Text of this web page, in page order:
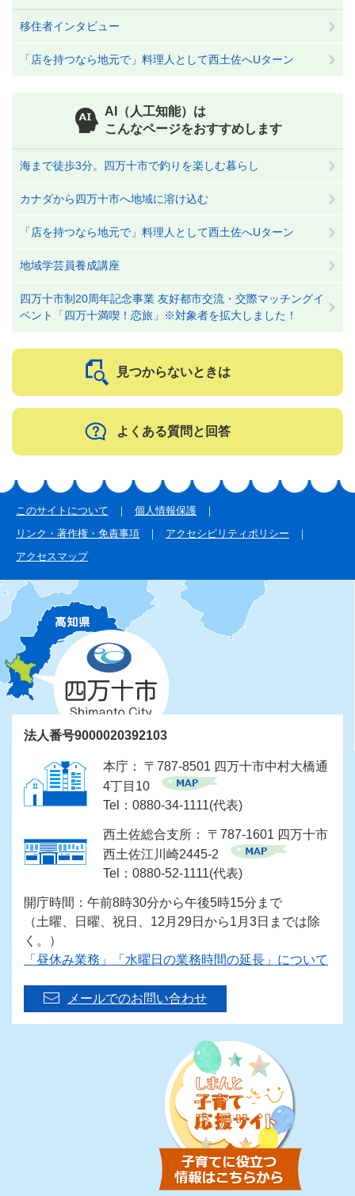
移住者インタビュー
「店を持つなら地元で」料理人として西土佐へUターン
AI（人工知能）は
こんなページをおすすめします
海まで徒歩3分。四万十市で釣りを楽しむ暮らし
カナダから四万十市へ地域に溶け込む
「店を持つなら地元で」料理人として西土佐へUターン
地域学芸員養成講座
四万十市制20周年記念事業 友好都市交流・交際マッチングイ
ベント「四万十満喫！恋旅」※対象者を拡大しました！
見つからないときは
よくある質問と回答
このサイトについて
個人情報保護
リンク・著作権・免責事項
アクセシビリティポリシー
アクセスマップ
法人番号9000020392103
本庁： 〒787-8501 四万十市中村大橋通
4丁目10
Tel：0880-34-1111(代表)
西土佐総合支所： 〒787-1601 四万十市
西土佐江川崎2445-2
Tel：0880-52-1111(代表)
開庁時間：午前8時30分から午後5時15分まで
（土曜、日曜、祝日、12月29日から1月3日までは除
く。）
「昼休み業務」「水曜日の業務時間の延長」について
メールでのお問い合わせ